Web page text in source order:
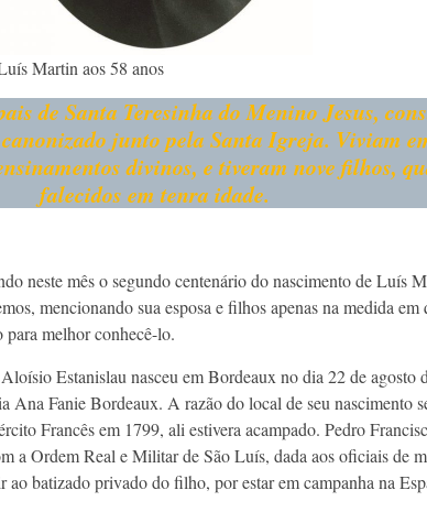
Martin aos 58 anos
de Santa Teresinha do Menino Jesus,
junto pela Santa Igreja. Viviam
divinos, e tiveram nove filhos,
falecidos em tenra idade.
neste mês o segundo centenário do nascimento de Luís
mencionando sua esposa e filhos apenas na medida em
para melhor conhecê-lo.
Estanislau nasceu em Bordeaux no dia 22 de agosto
Ana Fanie Bordeaux. A razão do local de seu nascimento
Francês em 1799, ali estivera acampado. Pedro
a Ordem Real e Militar de São Luís, dada aos oficiais de
ao batizado privado do filho, por estar em campanha na